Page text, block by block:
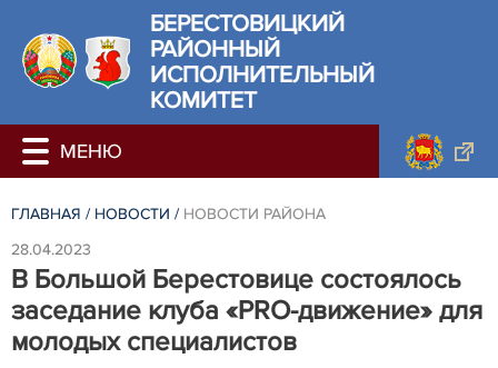
БЕРЕСТОВИЦКИЙ
РАЙОННЫЙ
ИСПОЛНИТЕЛЬНЫЙ
КОМИТЕТ
ГЛАВНАЯ / НОВОСТИ / НОВОСТИ РАЙОНА
28.04.2023
В Большой Берестовице состоялось
заседание клуба «PRO-движение» для
молодых специалистов